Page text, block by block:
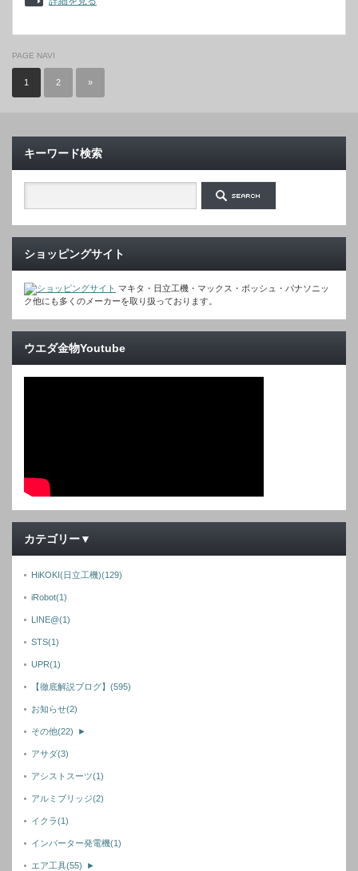
PAGE NAVI
1 2 »
キーワード検索
ショッピングサイト
マキタ・日立工機・マックス・ボッシュ・パナソニッ
ク他にも多くのメーカーを取り扱っております。
ウエダ金物Youtube
カテゴリー▼
HiKOKI(日立工機)(129)
iRobot(1)
LINE@(1)
STS(1)
UPR(1)
【徹底解説ブログ】 (595)
お知らせ(2)
その他(22) ►
アサダ(3)
アシストスーツ(1)
アルミブリッジ(2)
イクラ(1)
インバーター発電機(1)
エア工具(55) ►